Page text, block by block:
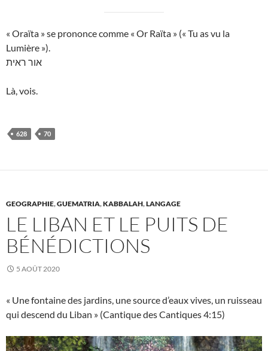
« Oraïta » se prononce comme « Or Raïta » (« Tu as vu la
Lumière »).
אור ראית
Là, vois.
628 70
GEOGRAPHIE,GUEMATRIA,KABBALAH,LANGAGE
LE LIBAN ET LE PUITS DE
BÉNÉDICTIONS
5 AOÛT 2020
« Une fontaine des jardins, une source d’eaux vives, un ruisseau
qui descend du Liban » (Cantique des Cantiques 4:15)